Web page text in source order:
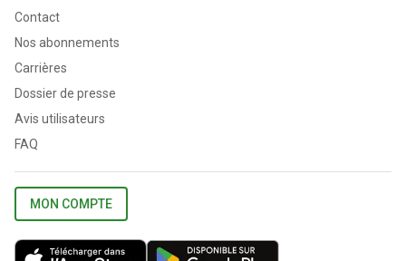
Contact
Nos abonnements
Carrières
Dossier de presse
Avis utilisateurs
FAQ
MON COMPTE